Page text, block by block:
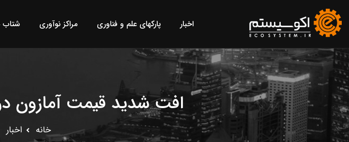
اخبار پارکهای علم و فناوری مراکز نوآوری شتاب
افت شدید قیمت آمازون
خانه اخبار